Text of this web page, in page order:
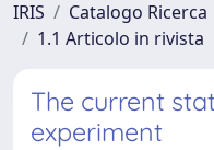
IRIS Catalogo Ricerca
1.1 Articolo in rivista
The current
experiment